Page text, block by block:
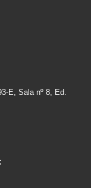
E, Sala nº 8, Ed.